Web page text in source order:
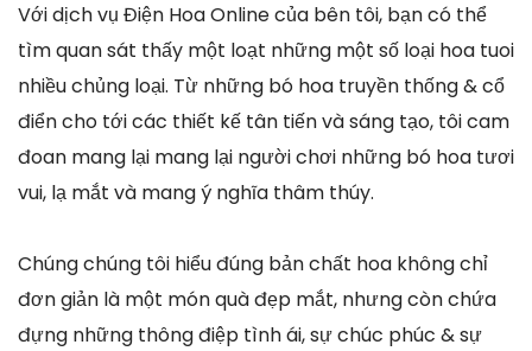
Với dịch vụ Điện Hoa Online của bên tôi, bạn có thể
tìm quan sát thấy một loạt những một số loại hoa tuoi
nhiều chủng loại. Từ những bó hoa truyền thống & cổ
điển cho tới các thiết kế tân tiến và sáng tạo, tôi cam
đoan mang lại mang lại người chơi những bó hoa tươi
vui, lạ mắt và mang ý nghĩa thâm thúy.
Chúng chúng tôi hiểu đúng bản chất hoa không chỉ
đơn giản là một món quà đẹp mắt, nhưng còn chứa
đựng những thông điệp tình ái, sự chúc phúc & sự